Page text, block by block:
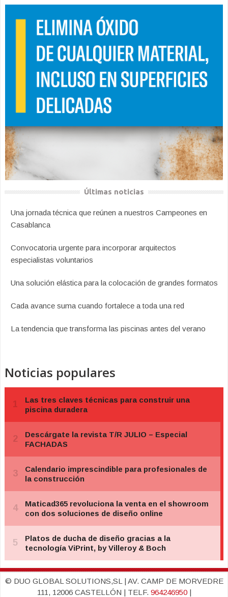
Últimas noticias
Una jornada técnica que reúnen a nuestros Campeones en
Casablanca
Convocatoria urgente para incorporar arquitectos
especialistas voluntarios
Una solución elástica para la colocación de grandes formatos
Cada avance suma cuando fortalece a toda una red
La tendencia que transforma las piscinas antes del verano
Noticias populares
© DUO GLOBAL SOLUTIONS,SL | AV. CAMP DE MORVEDRE
111, 12006 CASTELLÓN | TELF. 964246950|